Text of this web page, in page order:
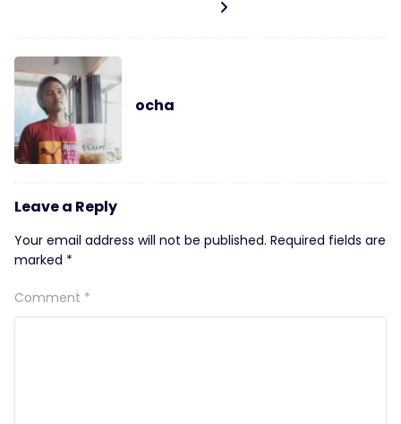
ocha
Leave a Reply
Your email address will not be published. Required fields are
marked *
Comment *